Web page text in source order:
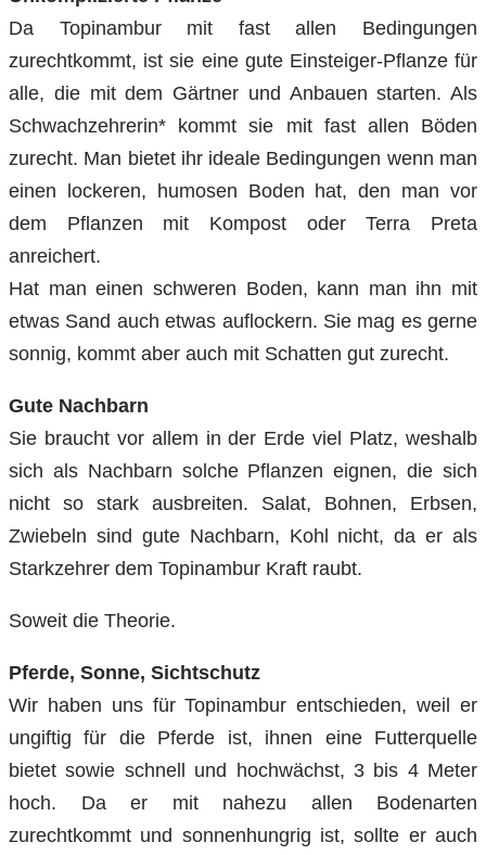
Da Topinambur mit fast allen Bedingungen
zurechtkommt, ist sie eine gute Einsteiger-Pflanze für
alle, die mit dem Gärtner und Anbauen starten. Als
Schwachzehrerin* kommt sie mit fast allen Böden
zurecht. Man bietet ihr ideale Bedingungen wenn man
einen lockeren, humosen Boden hat, den man vor
dem Pflanzen mit Kompost oder Terra Preta
anreichert.
Hat man einen schweren Boden, kann man ihn mit
etwas Sand auch etwas auflockern. Sie mag es gerne
sonnig, kommt aber auch mit Schatten gut zurecht.
Gute Nachbarn
Sie braucht vor allem in der Erde viel Platz, weshalb
sich als Nachbarn solche Pflanzen eignen, die sich
nicht so stark ausbreiten. Salat, Bohnen, Erbsen,
Zwiebeln sind gute Nachbarn, Kohl nicht, da er als
Starkzehrer dem Topinambur Kraft raubt.
Soweit die Theorie.
Pferde, Sonne, Sichtschutz
Wir haben uns für Topinambur entschieden, weil er
ungiftig für die Pferde ist, ihnen eine Futterquelle
bietet sowie schnell und hochwächst, 3 bis 4 Meter
hoch. Da er mit nahezu allen Bodenarten
zurechtkommt und sonnenhungrig ist, sollte er auch